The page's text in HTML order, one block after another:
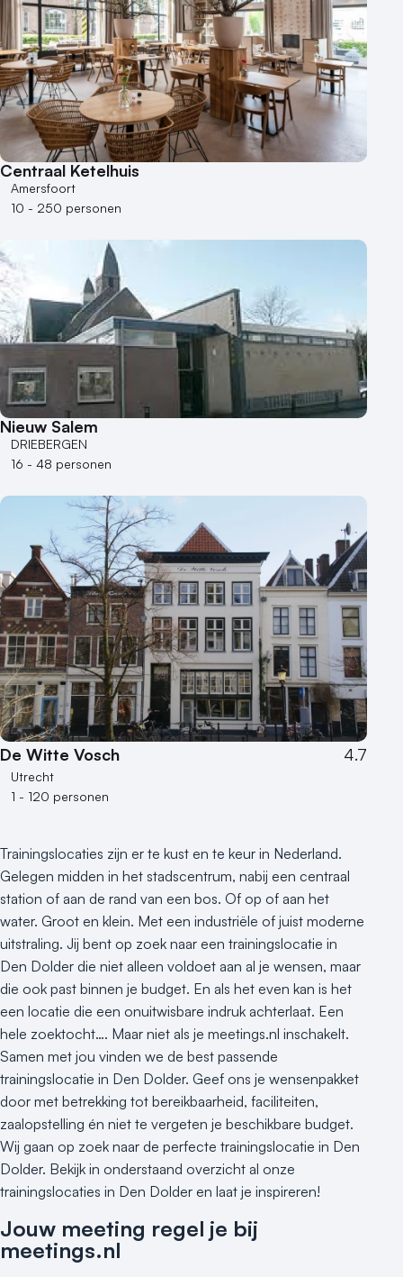
Centraal Ketelhuis
Amersfoort
10 - 250 personen
Nieuw Salem
DRIEBERGEN
16 - 48 personen
De Witte Vosch 4.7
Utrecht
1 - 120 personen
Trainingslocaties zijn er te kust en te keur in Nederland.
Gelegen midden in het stadscentrum, nabij een centraal
station of aan de rand van een bos. Of op of aan het
water. Groot en klein. Met een industriële of juist moderne
uitstraling. Jij bent op zoek naar een trainingslocatie in
Den Dolder die niet alleen voldoet aan al je wensen, maar
die ook past binnen je budget. En als het even kan is het
een locatie die een onuitwisbare indruk achterlaat. Een
hele zoektocht…. Maar niet als je meetings.nl inschakelt.
Samen met jou vinden we de best passende
trainingslocatie in Den Dolder. Geef ons je wensenpakket
door met betrekking tot bereikbaarheid, faciliteiten,
zaalopstelling én niet te vergeten je beschikbare budget.
Wij gaan op zoek naar de perfecte trainingslocatie in Den
Dolder. Bekijk in onderstaand overzicht al onze
trainingslocaties in Den Dolder en laat je inspireren!
Jouw meeting regel je bij
meetings.nl